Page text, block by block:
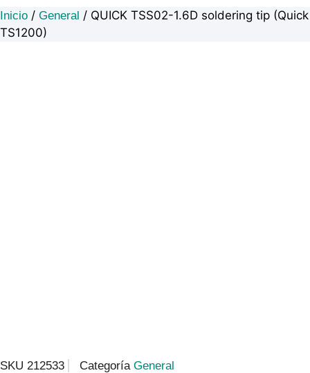
Inicio / General / QUICK TSS02-1.6D soldering tip (Quick
TS1200)
SKU 212533 Categoría General